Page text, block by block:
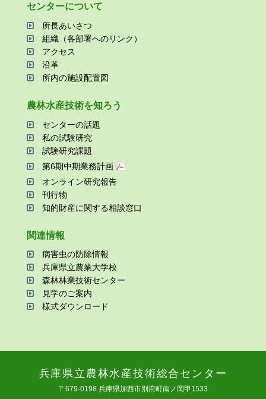
センターについて
所⻑あいさつ
組織（各部署へのリンク）
アクセス
沿⾰
所内の施設配置図
農林⽔産技術を知ろう
センターの話題
私の試験研究
試験研究課題
第6期中期業務計画
オンライン研究報告
刊⾏物
知的財産に関する相談窓⼝
関連情報
病害⾍の防除情報
兵庫県⽴農業⼤学校
森林林業技術センター
⾒学のご案内
様式ダウンロード
兵庫県⽴農林⽔産技術総合センター
〒679-0198 兵庫県加⻄市別府町南ノ岡甲1533